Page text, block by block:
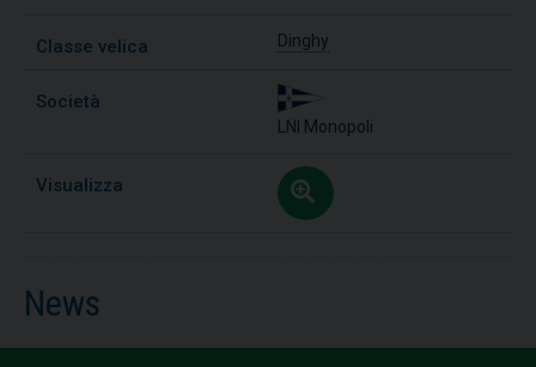
Dinghy
LNI Monopoli
News